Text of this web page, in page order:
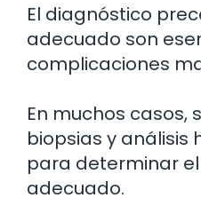
El diagnóstico
adecuado son
complicaciones
En muchos casos,
biopsias y análisis
para determinar
adecuado.